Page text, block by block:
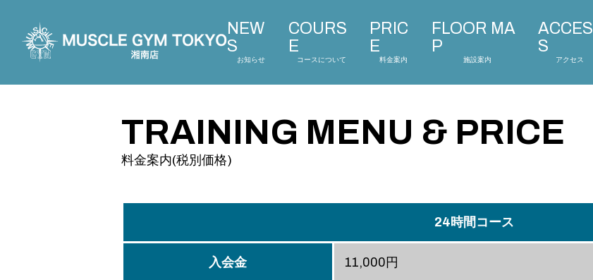
NEW
S
お知らせ
COURS
E
コースについて
PRIC
E
料金案内
FLOOR MA
P
施設案内
ACCES
S
アクセス
接骨院・リラクゼーション
TRAINING MENU & PRICE
料金案内(税別価格)
24時間コース
入会金 11,000円